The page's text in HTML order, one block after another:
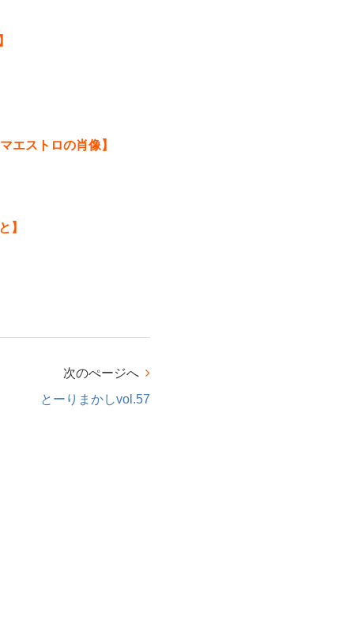
エストロの肖像】
】
次のぺージへ
とーりまかしvol.57